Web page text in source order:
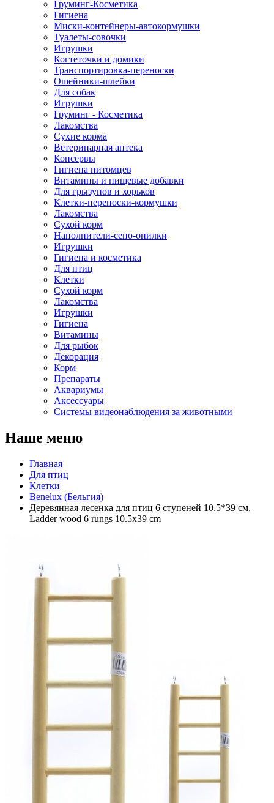
Груминг-Косметика
Гигиена
Миски-контейнеры-автокормушки
Туалеты-совочки
Игрушки
Когтеточки и домики
Транспортировка-переноски
Ошейники-шлейки
Для собак
Игрушки
Груминг - Косметика
Лакомства
Сухие корма
Ветеринарная аптека
Консервы
Гигиена питомцев
Витамины и пищевые добавки
Для грызунов и хорьков
Клетки-переноски-кормушки
Лакомства
Сухой корм
Наполнители-сено-опилки
Игрушки
Гигиена и косметика
Для птиц
Клетки
Сухой корм
Лакомства
Игрушки
Гигиена
Витамины
Для рыбок
Декорация
Корм
Препараты
Аквариумы
Аксессуары
Cистемы видеонаблюдения за животными
Наше меню
Главная
Для птиц
Клетки
Benelux (Бельгия)
Деревянная лесенка для птиц 6 ступеней 10.5*39 см,
Ladder wood 6 rungs 10.5x39 cm